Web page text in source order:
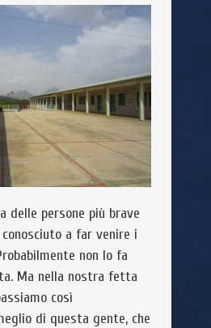
delle persone più brave
a far venire i
non lo fa
Ma nella nostra fetta
così
di questa gente, che